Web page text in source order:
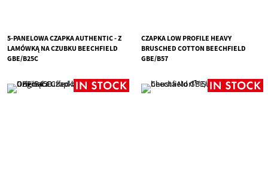
5-PANELOWA CZAPKA AUTHENTIC - Z
LAMÓWKĄ NA CZUBKU BEECHFIELD
GBE/B25C
CZAPKA LOW PROFILE HEAVY
BRUSCHED COTTON BEECHFIELD
GBE/B57